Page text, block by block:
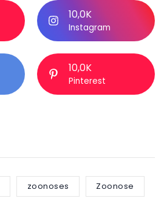
10,0K
Instagram
10,0K
Pinterest
zoonoses Zoonose